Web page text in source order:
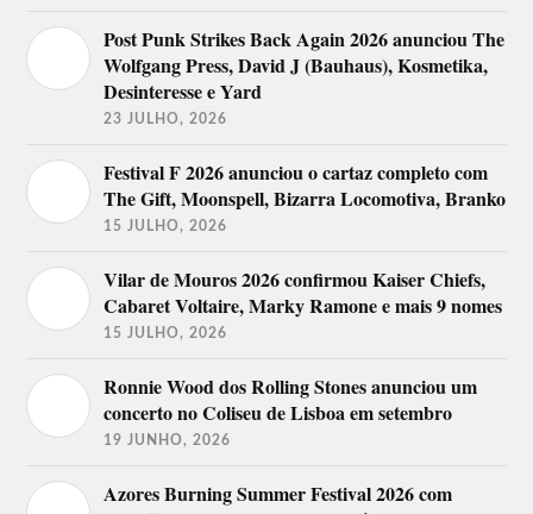
Post Punk Strikes Back Again 2026 anunciou The
Wolfgang Press, David J (Bauhaus), Kosmetika,
Desinteresse e Yard
23 JULHO, 2026
Festival F 2026 anunciou o cartaz completo com
The Gift, Moonspell, Bizarra Locomotiva, Branko
15 JULHO, 2026
Vilar de Mouros 2026 confirmou Kaiser Chiefs,
Cabaret Voltaire, Marky Ramone e mais 9 nomes
15 JULHO, 2026
Ronnie Wood dos Rolling Stones anunciou um
concerto no Coliseu de Lisboa em setembro
19 JUNHO, 2026
Azores Burning Summer Festival 2026 com